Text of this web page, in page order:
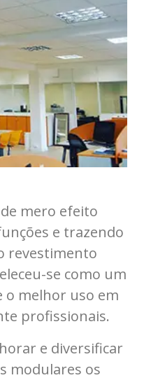
mero efeito
e trazendo
revestimento
se como um
o melhor uso em
profissionais.
e diversificar
modulares os